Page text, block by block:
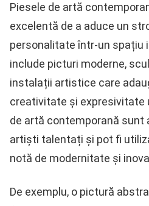
Piesele de artă
excelentă de a aduce un
personalitate într-un spațiu
include picturi moderne,
instalații artistice care
creativitate și expresivitate
de artă contemporană sunt
artiști talentați și pot fi
notă de modernitate și
De exemplu, o pictură